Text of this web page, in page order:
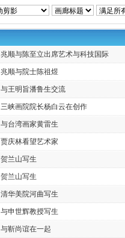
兆顺与陈至立出席艺术与科技国际
兆顺与院士陈祖煜
与王明旨潘鲁生交流
三峡画院院长杨白云在创作
与台湾画家黄雷生
贾庆林看望艺术家
贺兰山写生
贺兰山写生
清华美院河曲写生
与申世辉教授写生
与靳尚谊在一起